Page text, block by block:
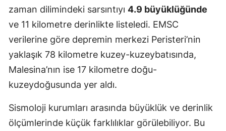
zaman dilimindeki sarsıntıyı 4.9 büyüklüğünde
ve 11 kilometre derinlikte listeledi. EMSC
verilerine göre depremin merkezi Peristeri’nin
yaklaşık 78 kilometre kuzey-kuzeybatısında,
Malesina’nın ise 17 kilometre doğu-
kuzeydoğusunda yer aldı.
Sismoloji kurumları arasında büyüklük ve derinlik
ölçümlerinde küçük farklılıklar görülebiliyor. Bu